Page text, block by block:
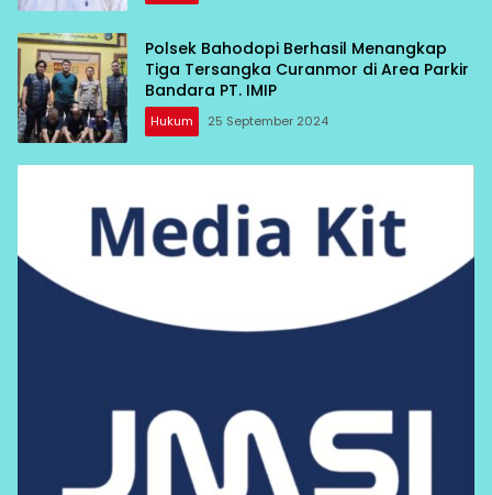
Polsek Bahodopi Berhasil Menangkap
Tiga Tersangka Curanmor di Area Parkir
Bandara PT. IMIP
Hukum 25 September 2024